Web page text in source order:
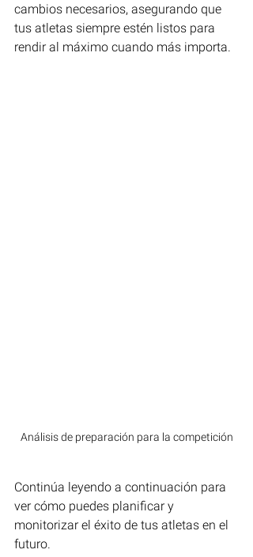
cambios necesarios, asegurando que
tus atletas siempre estén listos para
rendir al máximo cuando más importa.
Análisis de preparación para la competición
Continúa leyendo a continuación para
ver cómo puedes planificar y
monitorizar el éxito de tus atletas en el
futuro.